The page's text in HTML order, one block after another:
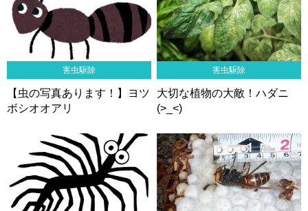
害虫駆除
【虫の写真あります！】ヨツ
ボシオオアリ
害虫駆除
大切な植物の大敵！ハダニ
(>_<)